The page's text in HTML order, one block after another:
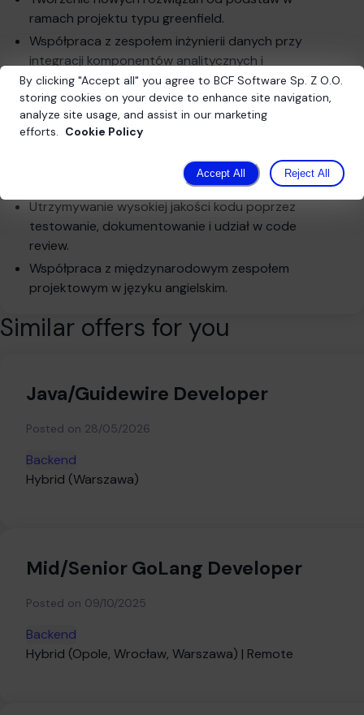
ramach projektu typu greenfield.
Współpraca z zespołem inżynierii danych przy
integracji komponentów analitycznych i
przetwarzania danych.
Udział w procesach DevOps – rozwój i
optymalizacja procesów CI/CD oraz
automatyzacja wdrożeń.
Praca w zwinnym zespole programistycznym
zgodnie z metodyką Agile.
Utrzymywanie wysokiej jakości kodu poprzez
testowanie, dokumentowanie i udział w code
review.
Współpraca z międzynarodowym zespołem
projektowym w języku angielskim.
Similar offers for you
Java/Guidewire Developer
Posted on 28/05/2026
Backend
Hybrid (Warszawa)
Mid/Senior GoLang Developer
Posted on 09/10/2025
Backend
Hybrid (Opole, Wrocław, Warszawa) | Remote
By clicking "Accept all" you agree to BCF Software Sp. Z O.O.
storing cookies on your device to enhance site navigation,
analyze site usage, and assist in our marketing
efforts. Cookie Policy
Accept All Reject All